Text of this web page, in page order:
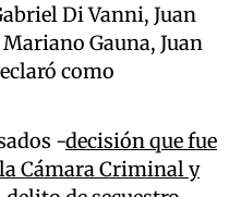
Di Vanni, Juan
Gauna, Juan
como
-decisión que fue
Cámara Criminal y